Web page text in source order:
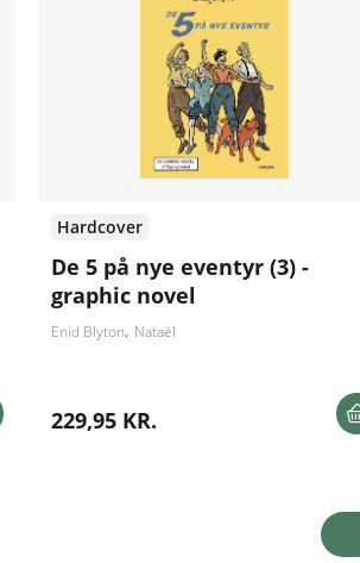
Hardcover
De 5 på nye eventyr (3) -
graphic novel
Enid Blyton Nataël
229,95 KR.